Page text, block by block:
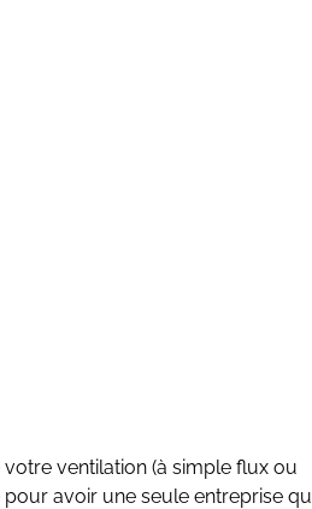
votre ventilation (à simple flux ou
avoir une seule entreprise